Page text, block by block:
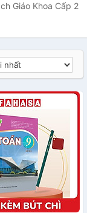
Giáo Khoa Cấp 2